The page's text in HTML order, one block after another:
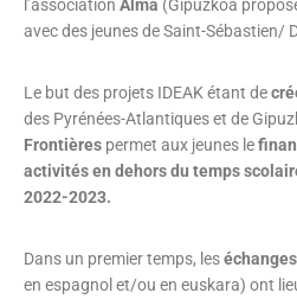
l’association Alma (Gipuzkoa
avec des jeunes de Saint-Sébastien/
Le but des projets IDEAK étant de
des Pyrénées-Atlantiques et de
Frontières permet aux jeunes le
activités en dehors du temps
2022-2023.
Dans un premier temps, les
en espagnol et/ou en euskara) ont